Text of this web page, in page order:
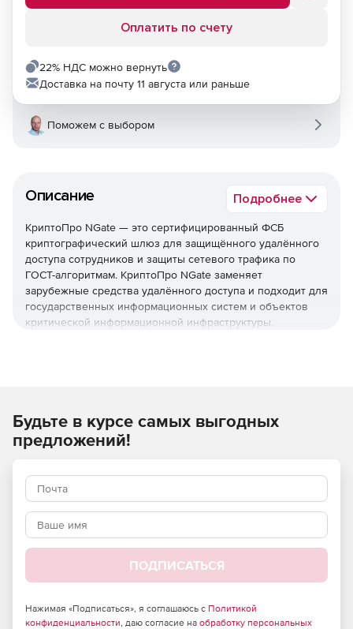
Описание Подробнее
КриптоПро NGate — это сертифицированный ФСБ
криптографический шлюз для защищённого удалённого
доступа сотрудников и защиты сетевого трафика по
ГОСТ-алгоритмам. КриптоПро NGate заменяет
зарубежные средства удалённого доступа и подходит для
государственных информационных систем и объектов
критической информационной инфраструктуры.
российским алгоритмам ГОСТ с классами защиты КС1, КС2
и КС3. Лицензия КриптоПро NGate закрывает задачи, для
которых ранее применялись зарубежные средства
Криптографическим ядром шлюза служит
.
Функциональные возможности
NGate
Сервер защиты транспортного
Выделенный шлюз защищает веб-ресурсы на
Оплатить по счету
22% НДС можно вернуть
Доставка на почту 11 августа или раньше
Поможем с выбором
Будьте в курсе самых выгодных
предложений!
ПОДПИСАТЬСЯ
Нажимая «Подписаться», я соглашаюсь с Политикой
конфиденциальности, даю согласие на обработку персональных